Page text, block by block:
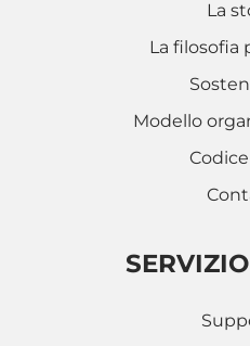
La
La filosofia
Modello